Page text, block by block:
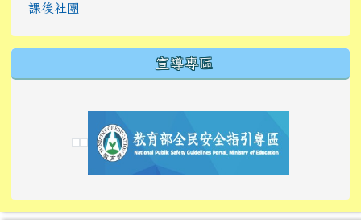
課後社團
宣導專區
link to https://
link to https://10000.gov.tw/
link to https://
link to https://10000.gov.tw/
link to https://
link to https://
link to https://i.win.org.tw/
link to https://
link to https://
link to https://
link to https://